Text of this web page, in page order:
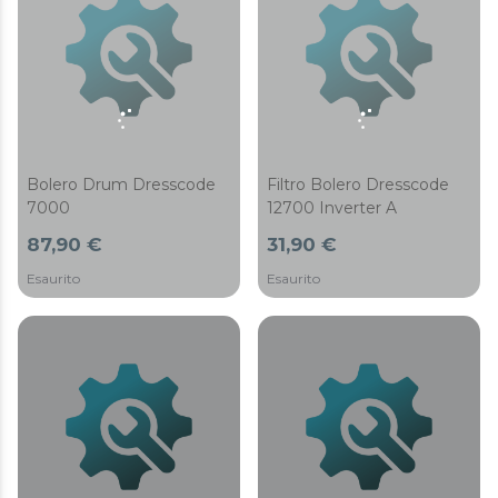
Bolero Drum Dresscode
7000
87,90 €
Esaurito
Filtro Bolero Dresscode
12700 Inverter A
31,90 €
Esaurito